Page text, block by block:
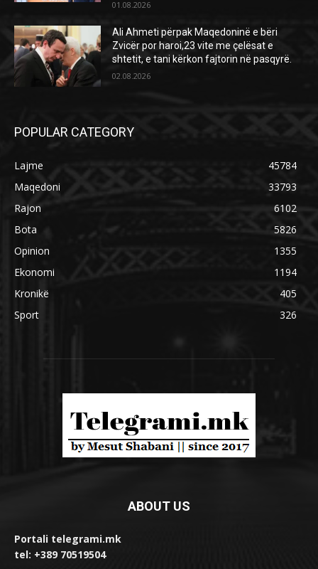
01.08.2026
Ali Ahmeti përpak Maqedoninë e bëri
Zvicër por haroi,23 vite me çelësat e
shtetit, e tani kërkon fajtorin në pasqyrë.
02.08.2026
POPULAR CATEGORY
Lajme
45784
Maqedoni
33793
Rajon
6102
Bota
5826
Opinion
1355
Ekonomi
1194
Kronikë
405
Sport
326
ABOUT US
Portali telegrami.mk
tel: +389 70519504